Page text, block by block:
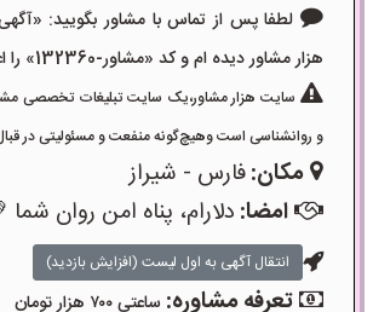
لطفا پس از تماس با مشاور بگویید:
هزار مشاور دیده ام و کد «مشاور-132360» را اعلام کنید»
سایت هزار مشاور،یک سایت تبلیغات تخصصی
و روانشناسی است وهیچ‌گونه منفعت و مسئولیتی در
مکان:فارس - شیراز
امضا: دلارام، پناه امن روان شما
انتقال آگهی به اول لیست (افزایش بازدید)
تعرفه مشاوره: ساعتی ۷۰۰ هزار تومان